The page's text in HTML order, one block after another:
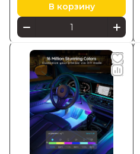
В корзину